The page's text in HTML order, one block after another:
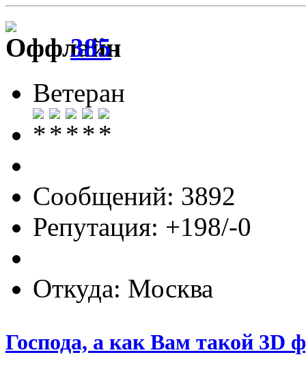
385
Ветеран
Сообщений: 3892
Репутация: +198/-0
Откуда: Москва
Господа, а как Вам такой 3D